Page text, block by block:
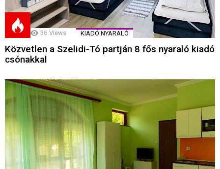
36 Views KIADÓ NYARALÓ
Közvetlen a Szelidi-Tó partján 8 fős nyaraló kiadó
csónakkal